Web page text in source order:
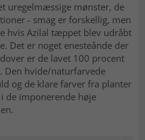
uregelmæssige mønster, de
- smag er forskellig, men
hvis Azilal tæppet blev udråbt
Det er noget enesteånde der
er de lavet 100 procent
Den hvide/naturfarvede
og de klare farver fra planter
de imponerende høje